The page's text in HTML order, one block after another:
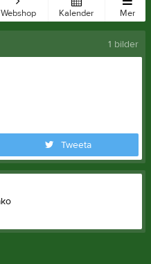
Webshop Kalender Mer
1 bilder
Tweeta